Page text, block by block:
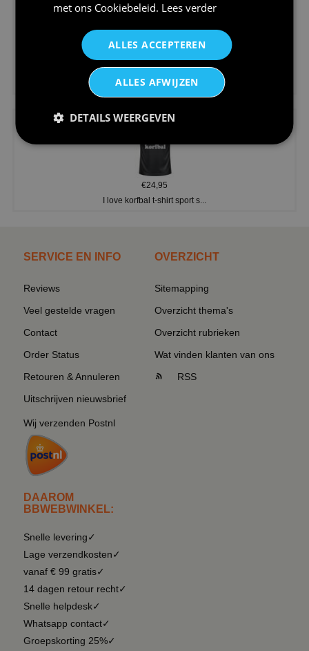
€24,95
V-hals shirt rood wit blauw st...
€24,95
I love korfbal t-shirt sport s...
SERVICE EN INFO
Reviews
Veel gestelde vragen
Contact
Order Status
Retouren & Annuleren
Uitschrijven nieuwsbrief
Wij verzenden Postnl
DAAROM
BBWEBWINKEL:
Snelle levering✓
Lage verzendkosten✓
vanaf € 99 gratis✓
14 dagen retour recht✓
Snelle helpdesk✓
Whatsapp contact✓
Groepskorting 25%✓
OVERZICHT
Sitemapping
Overzicht thema's
Overzicht rubrieken
Wat vinden klanten van ons
RSS
met ons Cookiebeleid. Lees verder
ALLES ACCEPTEREN
ALLES AFWIJZEN
DETAILS WEERGEVEN